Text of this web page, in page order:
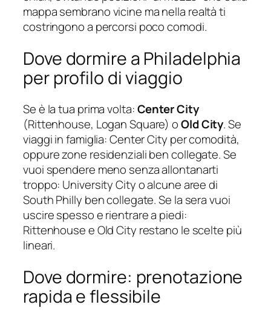
mappa sembrano vicine ma nella realtà ti
costringono a percorsi poco comodi.
Dove dormire a Philadelphia
per profilo di viaggio
Se è la tua prima volta:Center City
(Rittenhouse, Logan Square) oOld City. Se
viaggi in famiglia: Center City per comodità,
oppure zone residenziali ben collegate. Se
vuoi spendere meno senza allontanarti
troppo: University City o alcune aree di
South Philly ben collegate. Se la sera vuoi
uscire spesso e rientrare a piedi:
Rittenhouse e Old City restano le scelte più
lineari.
Dove dormire: prenotazione
rapida e flessibile